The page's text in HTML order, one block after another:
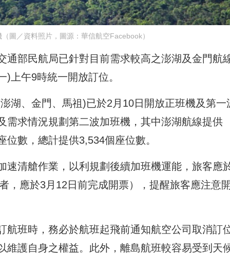
圖／資料照片，圖源：華信航空Facebook）
通部民航局已針對目前需求較高之澎湖及金門航
上午9時統一開放訂位。
湖、金門、馬祖)已於2月10日開放正班機及第一
需求情況規劃第二波加班機，其中澎湖航線提供
數，總計提供3,534個座位數。
速清艙作業，以利規劃後續加班機運能，旅客應
，應於3月12日前完成開票），提醒旅客應注意
航班時，務必於航班起飛前通知航空公司取消訂
維護自身之權益。此外，離島航班較容易受到天